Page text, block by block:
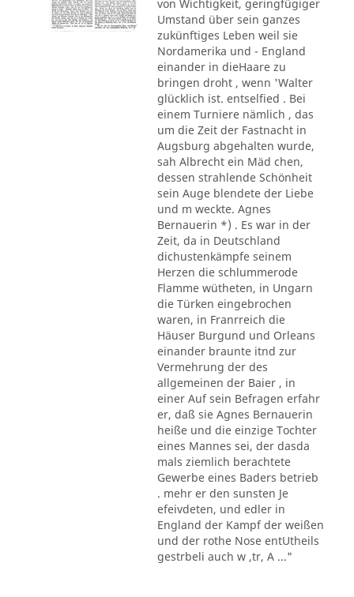
von Wichtigkeit, geringfügiger
Umstand über sein ganzes
zukünftiges Leben weil sie
Nordamerika und - England
einander in dieHaare zu
bringen droht , wenn 'Walter
glücklich ist. entselfied . Bei
einem Turniere nämlich , das
um die Zeit der Fastnacht in
Augsburg abgehalten wurde,
sah Albrecht ein Mäd chen,
dessen strahlende Schönheit
sein Auge blendete der Liebe
und m weckte. Agnes
Bernauerin *) . Es war in der
Zeit, da in Deutschland
dichustenkämpfe seinem
Herzen die schlummerode
Flamme wütheten, in Ungarn
die Türken eingebrochen
waren, in Franrreich die
Häuser Burgund und Orleans
einander braunte itnd zur
Vermehrung der des
allgemeinen der Baier , in
einer Auf sein Befragen erfahr
er, daß sie Agnes Bernauerin
heiße und die einzige Tochter
eines Mannes sei, der dasda
mals ziemlich berachtete
Gewerbe eines Baders betrieb
. mehr er den sunsten Je
efeivdeten, und edler in
England der Kampf der weißen
und der rothe Nose entUtheils
gestrbeli auch w ,tr, A ..."